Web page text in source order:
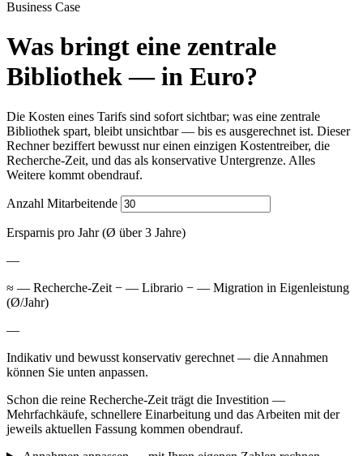
Business Case
Was bringt eine zentrale
Bibliothek — in Euro?
Die Kosten eines Tarifs sind sofort sichtbar; was eine zentrale
Bibliothek spart, bleibt unsichtbar — bis es ausgerechnet ist. Dieser
Rechner beziffert bewusst nur einen einzigen Kostentreiber, die
Recherche-Zeit, und das als konservative Untergrenze. Alles
Weitere kommt obendrauf.
Anzahl Mitarbeitende
Ersparnis pro Jahr (Ø über 3 Jahre)
—
≈ — Recherche-Zeit − — Librario − — Migration in Eigenleistung
(Ø/Jahr)
—
Indikativ und bewusst konservativ gerechnet — die Annahmen
können Sie unten anpassen.
Schon die reine Recherche-Zeit trägt die Investition —
Mehrfachkäufe, schnellere Einarbeitung und das Arbeiten mit der
jeweils aktuellen Fassung kommen obendrauf.